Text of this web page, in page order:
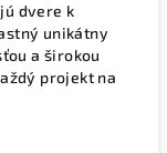
dvere k
unikátny
a širokou
projekt na